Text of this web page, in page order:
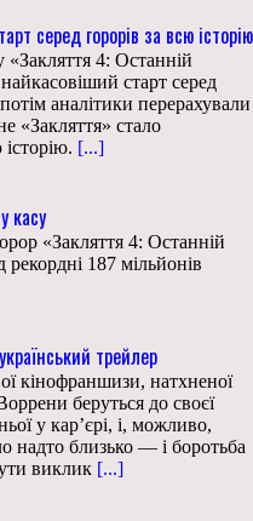
серед горорів за всю історію
4: Останній
старт серед
аналітики перерахували
«Закляття» стало
[...]
касу
«Закляття 4: Останній
рекордні 187 мільйонів
трейлер
кінофраншизи, натхненої
беруться до своєї
у кар’єрі, і, можливо,
надто близько — і боротьба
виклик [...]